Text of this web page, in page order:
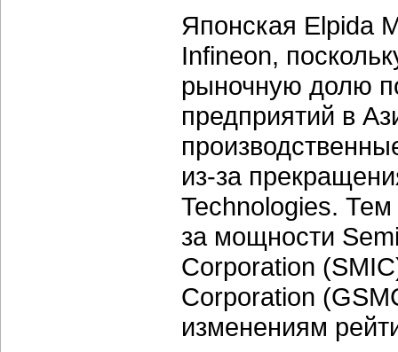
Японская Elpida
Infineon,
рыночную долю
предприятий в
из-за
Technologies.
за мощности
Corporation
Corporation
изменениям